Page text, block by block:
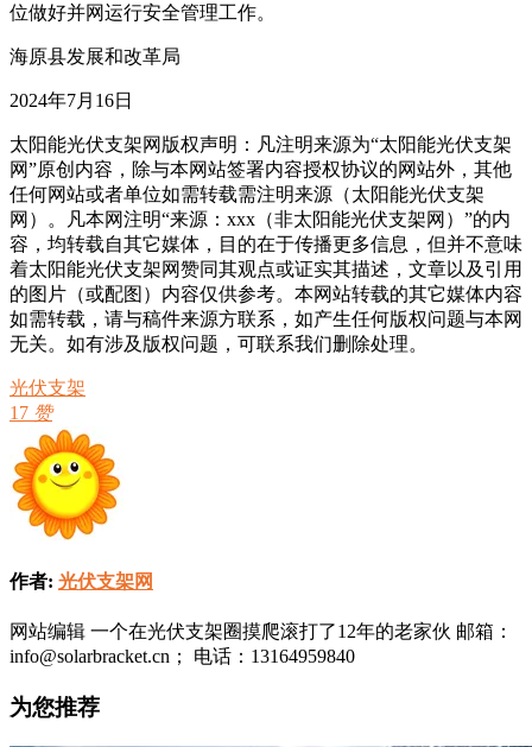
位做好并网运行安全管理工作。
海原县发展和改革局
2024年7月16日
太阳能光伏支架网版权声明：凡注明来源为“太阳能光伏支架
网”原创内容，除与本网站签署内容授权协议的网站外，其他
任何网站或者单位如需转载需注明来源（太阳能光伏支架
网）。凡本网注明“来源：xxx（非太阳能光伏支架网）”的内
容，均转载自其它媒体，目的在于传播更多信息，但并不意味
着太阳能光伏支架网赞同其观点或证实其描述，文章以及引用
的图片（或配图）内容仅供参考。本网站转载的其它媒体内容
如需转载，请与稿件来源方联系，如产生任何版权问题与本网
无关。如有涉及版权问题，可联系我们删除处理。
光伏支架
17 赞
作者: 光伏支架网
网站编辑 一个在光伏支架圈摸爬滚打了12年的老家伙 邮箱：
info@solarbracket.cn； 电话：13164959840
为您推荐